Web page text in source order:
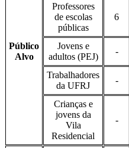
Público
Alvo
Professores
de escolas
públicas
6
Jovens e
adultos (PEJ)
-
Trabalhadores
da UFRJ
-
Crianças e
jovens da
Vila
Residencial
-